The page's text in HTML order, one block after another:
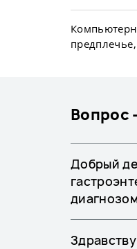
Вопрос
Добрый